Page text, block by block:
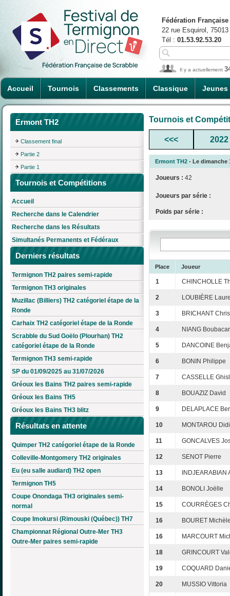
Accueil Tournois Classements Classique Jeunes
Fédération
22 rue Esquirol,
Tél : 01.53.92.53.20
Il y a actuellement
Ermont TH2
Classement final
Partie 2
Partie 1
Tournois et Compétitions
Accueil
Recherche dans le Calendrier
Recherche dans les Résultats
Simultanés Permanents et Fédéraux
Derniers résultats
Termignon TH2 paires semi-rapide
Termignon TH3 originales
Muzillac (Billiers) TH2 catégoriel étape de la
Ronde
Carhaix TH2 catégoriel étape de la Ronde
Scrabble du Sud Goëlo (Plourhan) TH2
catégoriel étape de la Ronde
Termignon TH3 semi-rapide
SP du 01/09/2025 au 31/07/2026
Gréoux les Bains TH2 paires semi-rapide
Gréoux les Bains TH5
Gréoux les Bains TH3 blitz
Résultats en attente
Quimper TH2 catégoriel étape de la Ronde
Colleville-Montgomery TH2 originales
Eu (eu salle audiard) TH2 open
Termignon TH5
Coupe Onondaga TH3 originales semi-
normal
Coupe Imokursi (Rimouski (Québec)) TH7
Championnat Régional Outre-Mer TH3
Outre-Mer paires semi-rapide
Tournois et
<<< 2022
Ermont TH2 - Le dimanche
Joueurs : 42
Joueurs par série :
Poids par série :
Place Joueur
1 CHINCHOLLE
2 LOUBIÈRE
3 BRICHANT
4 NIANG Boubacar
5 DANCOINE
6 BONIN Philippe
7 CASSELLE
8 BOUAZIZ David
9 DELAPLACE
10 MONTAROU
11 GONCALVES
12 SENOT Pierre
13 INDJEARABIAN
14 BONOLI Joëlle
15 COURRÈGES
16 BOURET
16 MARCOURT
18 GRINCOURT
19 COQUARD
20 MUSSIO Vittoria